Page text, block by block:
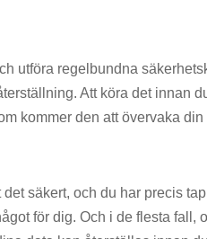
utföra regelbundna
Att köra det innan
kommer den att övervaka
säkert, och du har precis
för dig. Och i de flesta fall,